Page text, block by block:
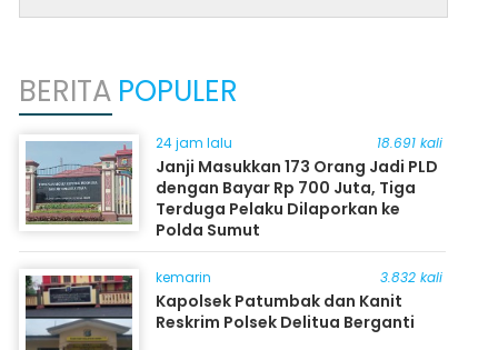
BERITA POPULER
24 jam lalu 18.691 kali
Janji Masukkan 173 Orang Jadi PLD
dengan Bayar Rp 700 Juta, Tiga
Terduga Pelaku Dilaporkan ke
Polda Sumut
kemarin 3.832 kali
Kapolsek Patumbak dan Kanit
Reskrim Polsek Delitua Berganti